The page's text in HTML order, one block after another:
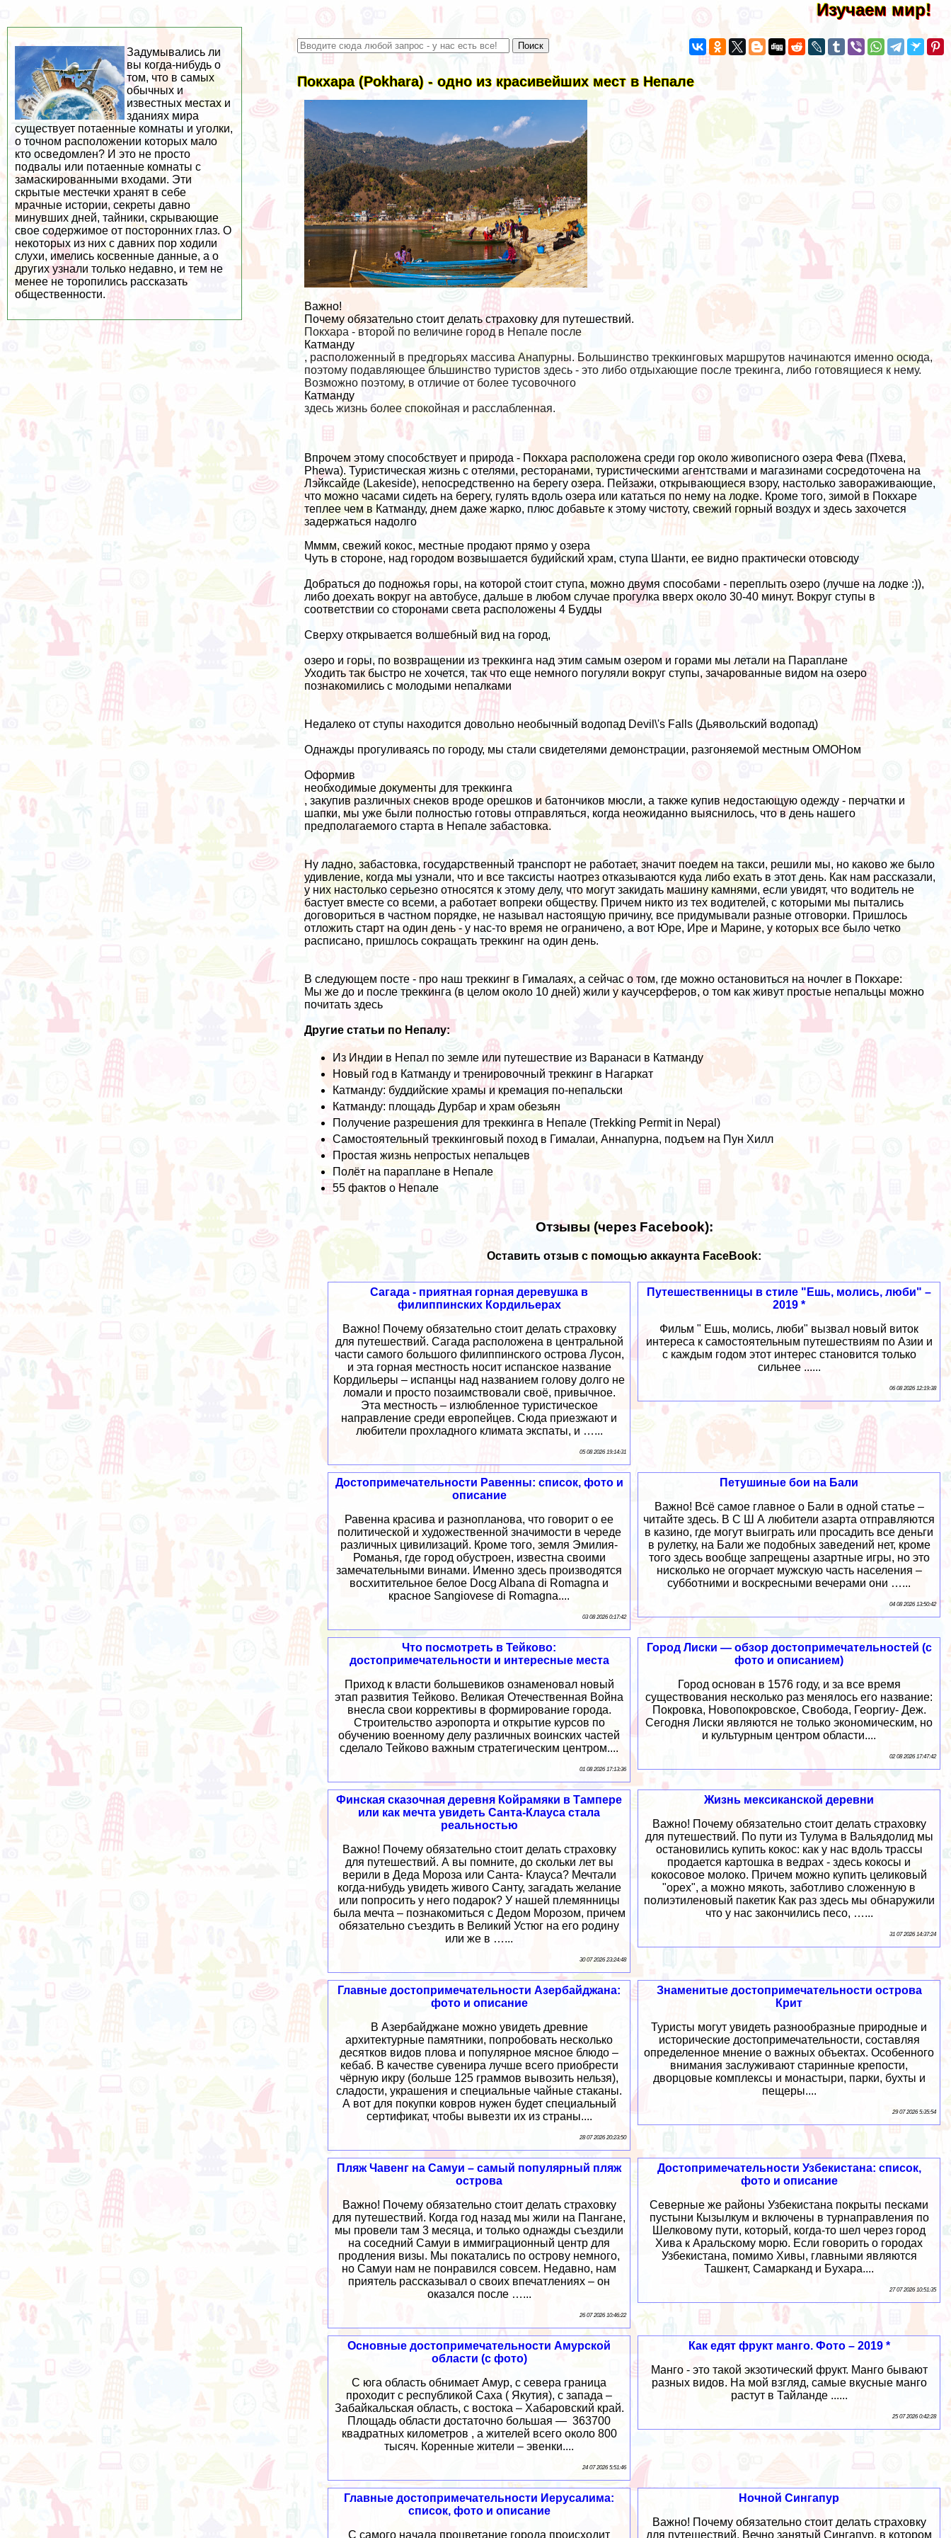
Изучаем мир!
Покхара (Pokhara) - одно из красивейших мест в Непале
Важно!
Почему обязательно стоит делать страховку для путешествий.
Покхара - второй по величине город в Непале после
Катманду
, расположенный в предгорьях массива Анапурны. Большинство треккинговых маршрутов начинаются именно осюда,
поэтому подавляющее бльшинство туристов здесь - это либо отдыхающие после трекинга, либо готовящиеся к нему.
Возможно поэтому, в отличие от более тусовочного
Катманду
здесь жизнь более спокойная и расслабленная.
Впрочем этому способствует и природа - Покхара расположена среди гор около живописного озера Фева (Пхева,
Phewa). Туристическая жизнь с отелями, ресторанами, туристическими агентствами и магазинами сосредоточена на
Лэйксайде (Lakeside), непосредственно на берегу озера. Пейзажи, открывающиеся взору, настолько завораживающие,
что можно часами сидеть на берегу, гулять вдоль озера или кататься по нему на лодке. Кроме того, зимой в Покхаре
теплее чем в Катманду, днем даже жарко, плюс добавьте к этому чистоту, свежий горный воздух и здесь захочется
задержаться надолго
Мммм, свежий кокос, местные продают прямо у озера
Чуть в стороне, над городом возвышается будийский храм, ступа Шанти, ее видно практически отовсюду
Добраться до подножья горы, на которой стоит ступа, можно двумя способами - переплыть озеро (лучше на лодке :)),
либо доехать вокруг на автобусе, дальше в любом случае прогулка вверх около 30-40 минут. Вокруг ступы в
соответствии со сторонами света расположены 4 Будды
Сверху открывается волшебный вид на город,
озеро и горы, по возвращении из треккинга над этим самым озером и горами мылетали на Параплане
Уходить так быстро не хочется, так что еще немного погуляли вокруг ступы, зачарованные видом на озеро
познакомились с молодыми непалками
Недалеко от ступы находится довольно необычный водопад Devil\'s Falls (Дьявольский водопад)
Однажды прогуливаясь по городу, мы стали свидетелями демонстрации, разгоняемой местным ОМОНом
Оформив
необходимые документы для треккинга
, закупив различных снеков вроде орешков и батончиков мюсли, а также купив недостающую одежду - перчатки и
шапки, мы уже были полностью готовы отправляться, когда неожиданно выяснилось, что в день нашего
предполагаемого старта в Непале забастовка.
Ну ладно, забастовка, государственный транспорт не работает, значит поедем на такси, решили мы, но каково же было
удивление, когда мы узнали, что и все таксисты наотрез отказываются куда либо ехать в этот день. Как нам рассказали,
у них настолько серьезно относятся к этому делу, что могут закидать машину камнями, если увидят, что водитель не
бастует вместе со всеми, а работает вопреки обществу. Причем никто из тех водителей, с которыми мы пытались
договориться в частном порядке, не называл настоящую причину, все придумывали разные отговорки. Пришлось
отложить старт на один день - у нас-то время не ограничено, а вот Юре, Ире и Марине, у которых все было четко
расписано, пришлось сокращать треккинг на один день.
В следующем посте - про наш треккинг в Гималаях, а сейчас о том, где можно остановиться на ночлег в Покхаре:
Мы же до и после треккинга (в целом около 10 дней) жили у каучсерферов, о том как живут простые непальцы можно
почитатьздесь
Другие статьи по Непалу:
Из Индии в Непал по земле или путешествие из Варанаси в Катманду
Новый год в Катманду и тренировочный треккинг в Нагаркат
Катманду: буддийские храмы и кремация по-непальски
Катманду: площадь Дурбар и храм обезьян
Получение разрешения для треккинга в Непале (Trekking Permit in Nepal)
Самостоятельный треккинговый поход в Гималаи, Аннапурна, подъем на Пун Хилл
Простая жизнь непростых непальцев
Полёт на параплане в Непале
55 фактов о Непале
Отзывы (через Facebook):
Оставить отзыв с помощью аккаунта FaceBook:
Путешественницы в стиле "Ешь, молись, люби" –
2019 *
Фильм " Ешь, молись, люби" вызвал новый виток
интереса к самостоятельным путешествиям по Азии и
с каждым годом этот интерес становится только
сильнее ......
06 08 2026 12:19:38
Сагада - приятная горная деревушка в
филиппинских Кордильерах
Важно! Почему обязательно стоит делать страховку
для путешествий. Сагада расположена в центральной
части самого большого филиппинского острова Лусон,
и эта горная местность носит испанское название
Кордильеры – испанцы над названием голову долго не
ломали и просто позаимствовали своё, привычное.
Эта местность – излюбленное туристическое
направление среди европейцев. Сюда приезжают и
любители прохладного климата экспаты, и …...
05 08 2026 19:14:31
Петушиные бои на Бали
Важно! Всё самое главное о Бали в одной статье –
читайте здесь. В С Ш А любители азарта отправляются
в казино, где могут выиграть или просадить все деньги
в рулетку, на Бали же подобных заведений нет, кроме
того здесь вообще запрещены азартные игры, но это
нисколько не огорчает мужскую часть населения –
субботними и воскресными вечерами они …...
04 08 2026 13:50:42
Достопримечательности Равенны: список, фото и
описание
Равенна красива и разнопланова, что говорит о ее
политической и художественной значимости в череде
различных цивилизаций. Кроме того, земля Эмилия-
Романья, где город обустроен, известна своими
замечательными винами. Именно здесь производятся
восхитительное белое Docg Albana di Romagna и
красное Sangiovese di Romagna....
03 08 2026 0:17:42
Город Лиски — обзор достопримечательностей (с
фото и описанием)
Город основан в 1576 году, и за все время
существования несколько раз менялось его название:
Покровка, Новопокровское, Свобода, Георгиу- Деж.
Сегодня Лиски являются не только экономическим, но
и культурным центром области....
02 08 2026 17:47:42
Что посмотреть в Тейково:
достопримечательности и интересные места
Приход к власти большевиков ознаменовал новый
этап развития Тейково. Великая Отечественная Война
внесла свои коррективы в формирование города.
Строительство аэропорта и открытие курсов по
обучению военному делу различных воинских частей
сделало Тейково важным стратегическим центром....
01 08 2026 17:13:36
Жизнь мексиканской деревни
Важно! Почему обязательно стоит делать страховку
для путешествий. По пути из Тулума в Вальядолид мы
остановились купить кокос: как у нас вдоль трассы
продается картошка в ведрах - здесь кокосы и
кокосовое молоко. Причем можно купить целиковый
"орех", а можно мякоть, заботливо сложенную в
полиэтиленовый пакетик Как раз здесь мы обнаружили
что у нас закончились песо, …...
31 07 2026 14:37:24
Финская сказочная деревня Койрамяки в Тампере
или как мечта увидеть Санта-Клауса стала
реальностью
Важно! Почему обязательно стоит делать страховку
для путешествий. А вы помните, до скольки лет вы
верили в Деда Мороза или Санта- Клауса? Мечтали
когда-нибудь увидеть живого Санту, загадать желание
или попросить у него подарок? У нашей племянницы
была мечта – познакомиться с Дедом Морозом, причем
обязательно съездить в Великий Устюг на его родину
или же в …...
30 07 2026 23:24:48
Знаменитые достопримечательности острова
Крит
Туристы могут увидеть разнообразные природные и
исторические достопримечательности, составляя
определенное мнение о важных объектах. Особенного
внимания заслуживают старинные крепости,
дворцовые комплексы и монастыри, парки, бухты и
пещеры....
29 07 2026 5:35:54
Главные достопримечательности Азербайджана:
фото и описание
В Азербайджане можно увидеть древние
архитектурные памятники, попробовать несколько
десятков видов плова и популярное мясное блюдо –
кебаб. В качестве сувенира лучше всего приобрести
чёрную икру (больше 125 граммов вывозить нельзя),
сладости, украшения и специальные чайные стаканы.
А вот для покупки ковров нужен будет специальный
сертификат, чтобы вывезти их из страны....
28 07 2026 20:23:50
Достопримечательности Узбекистана: список,
фото и описание
Северные же районы Узбекистана покрыты песками
пустыни Кызылкум и включены в турнаправления по
Шелковому пути, который, когда-то шел через город
Хива к Аральскому морю. Если говорить о городах
Узбекистана, помимо Хивы, главными являются
Ташкент, Самарканд и Бухара....
27 07 2026 10:51:35
Пляж Чавенг на Самуи – самый популярный пляж
острова
Важно! Почему обязательно стоит делать страховку
для путешествий. Когда год назад мы жили на Пангане,
мы провели там 3 месяца, и только однажды съездили
на соседний Самуи в иммиграционный центр для
продления визы. Мы покатались по острову немного,
но Самуи нам не понравился совсем. Недавно, нам
приятель рассказывал о своих впечатлениях – он
оказался после …...
26 07 2026 10:46:22
Как едят фрукт манго. Фото – 2019 *
Манго - это такой экзотический фрукт. Манго бывают
разных видов. На мой взгляд, самые вкусные манго
растут в Тайланде ......
25 07 2026 0:42:28
Основные достопримечательности Амурской
области (с фото)
С юга область обнимает Амур, с севера граница
проходит с республикой Саха ( Якутия), с запада –
Забайкальская область, с востока – Хабаровский край.
Площадь области достаточно большая — 363700
квадратных километров , а жителей всего около 800
тысяч. Коренные жители – эвенки....
24 07 2026 5:51:46
Ночной Сингапур
Важно! Почему обязательно стоит делать страховку
для путешествий. Вечно занятый Сингапур, в котором
Главные достопримечательности Иерусалима:
список, фото и описание
С самого начала процветание города происходит
Задумывались ли
вы когда-нибудь о
том, что в самых
обычных и
известных местах и
зданиях мира
существует потаенные комнаты и уголки,
о точном расположении которых мало
кто осведомлен? И это не просто
подвалы или потаенные комнаты с
замаскированными входами. Эти
скрытые местечки хранят в себе
мрачные истории, секреты давно
минувших дней, тайники, скрывающие
свое содержимое от посторонних глаз. О
некоторых из них с давних пор ходили
слухи, имелись косвенные данные, а о
других узнали только недавно, и тем не
менее не торопились рассказать
общественности.